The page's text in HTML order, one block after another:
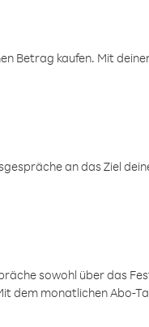
Betrag kaufen. Mit
an das Ziel
sowohl über das
dem monatlichen Abo-